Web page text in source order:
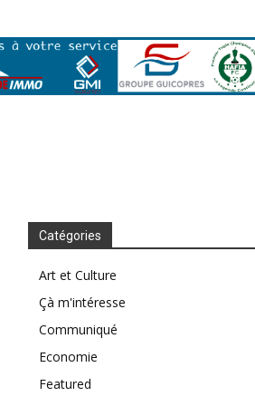
Catégories
Art et Culture
Çà m'intéresse
Communiqué
Economie
Featured